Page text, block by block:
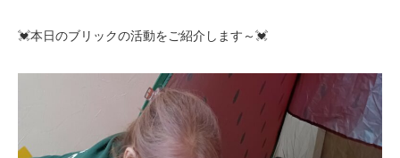
💓本日のブリックの活動をご紹介します～💓